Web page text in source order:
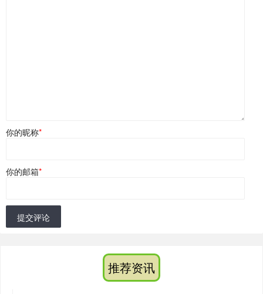
你的昵称*
你的邮箱*
提交评论
推荐资讯